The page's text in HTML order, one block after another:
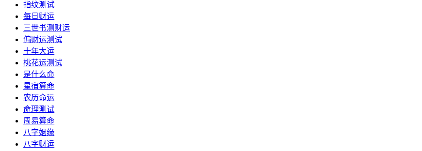
指纹测试
每日财运
三世书测财运
偏财运测试
十年大运
桃花运测试
是什么命
星宿算命
农历命运
命理测试
周易算命
八字姻缘
八字财运